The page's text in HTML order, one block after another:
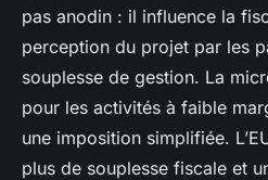
pas anodin : il influence la
perception du projet par les
souplesse de gestion. La
pour les activités à faible
une imposition simplifiée.
plus de souplesse fiscale et